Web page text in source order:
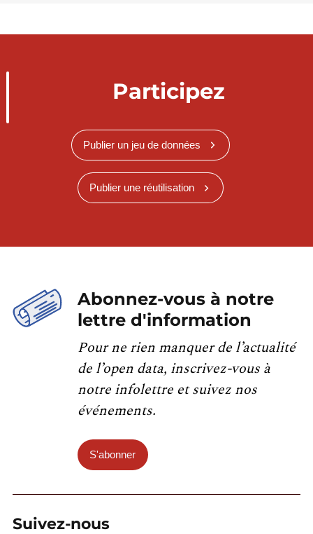
Participez
Publier un jeu de données
Publier une réutilisation
Abonnez-vous à notre
lettre d'information
Pour ne rien manquer de l’actualité
de l’open data, inscrivez-vous à
notre infolettre et suivez nos
événements.
S'abonner
Suivez-nous